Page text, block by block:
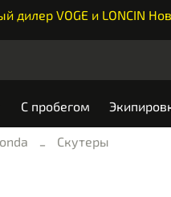
дилер VOGE и LONCIN
С пробегом
Скутеры